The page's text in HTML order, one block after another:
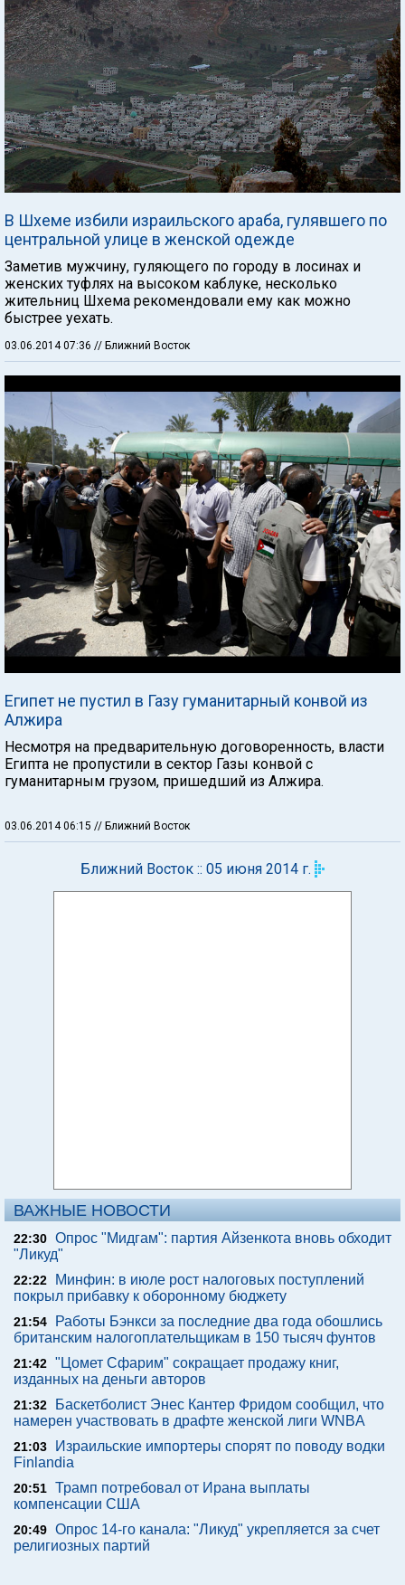
В Шхеме избили израильского араба, гулявшего по
центральной улице в женской одежде
Заметив мужчину, гуляющего по городу в лосинах и
женских туфлях на высоком каблуке, несколько
жительниц Шхема рекомендовали ему как можно
быстрее уехать.
03.06.2014 07:36 // Ближний Восток
Египет не пустил в Газу гуманитарный конвой из
Алжира
Несмотря на предварительную договоренность, власти
Египта не пропустили в сектор Газы конвой с
гуманитарным грузом, пришедший из Алжира.
03.06.2014 06:15 // Ближний Восток
Ближний Восток :: 05 июня 2014 г.
ВАЖНЫЕ НОВОСТИ
22:30 Опрос "Мидгам": партия Айзенкота вновь обходит
"Ликуд"
22:22
Минфин: в июле рост налоговых поступлений
покрыл прибавку к оборонному бюджету
21:54
Работы Бэнкси за последние два года обошлись
британским налогоплательщикам в 150 тысяч фунтов
21:42 "Цомет Сфарим" сокращает продажу книг,
изданных на деньги авторов
21:32
Баскетболист Энес Кантер Фридом сообщил, что
намерен участвовать в драфте женской лиги WNBA
21:03
Израильские импортеры спорят по поводу водки
Finlandia
20:51 Трамп потребовал от Ирана выплаты
компенсации США
20:49 Опрос 14-го канала: "Ликуд" укрепляется за счет
религиозных партий